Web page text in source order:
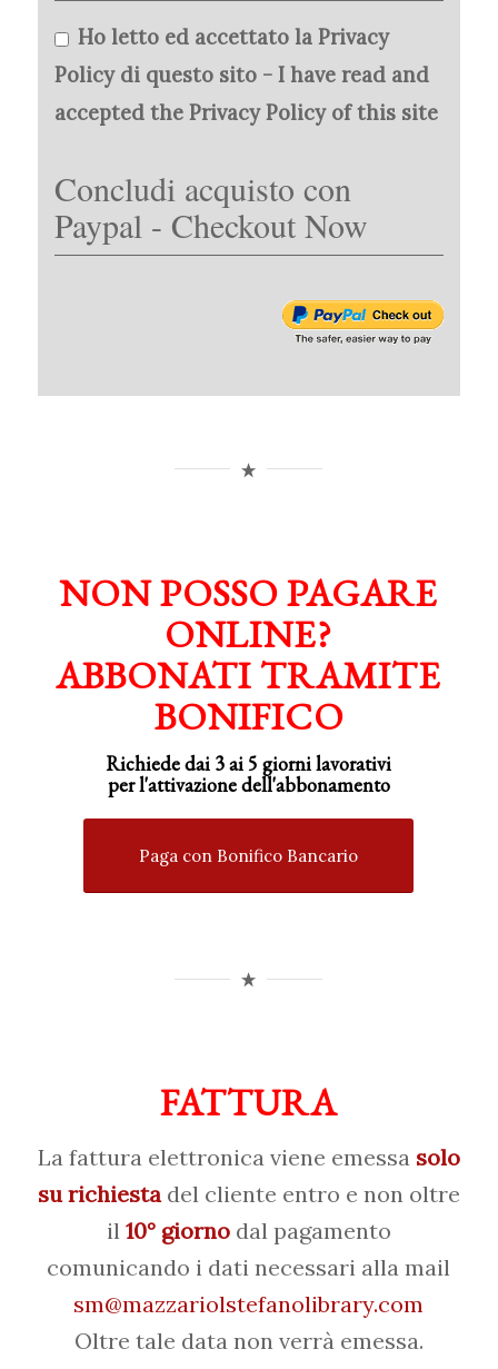
Ho letto ed accettato la Privacy
Policy di questo sito - I have read and
accepted the Privacy Policy of this site
Concludi acquisto con
Paypal - Checkout Now
NON POSSO PAGARE
ONLINE?
ABBONATI TRAMITE
BONIFICO
Richiede dai 3 ai 5 giorni lavorativi
perl'attivazionedell'abbonamento
Paga con Bonifico Bancario
FATTURA
La fattura elettronica viene emessasolo
su richiestadel cliente entro e non oltre
il 10° giornodal pagamento
comunicando i dati necessari alla mail
sm@mazzariolstefanolibrary.com
Oltre tale data non verrà emessa.